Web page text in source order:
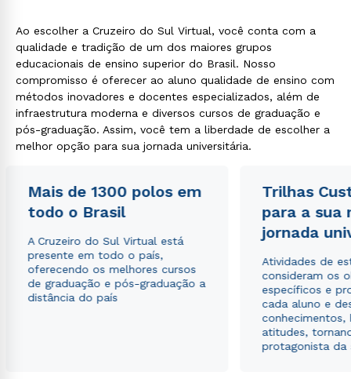
Ao escolher a Cruzeiro do Sul Virtual, você conta com a
qualidade e tradição de um dos maiores grupos
educacionais de ensino superior do Brasil. Nosso
compromisso é oferecer ao aluno qualidade de ensino com
métodos inovadores e docentes especializados, além de
infraestrutura moderna e diversos cursos de graduação e
pós-graduação. Assim, você tem a liberdade de escolher a
melhor opção para sua jornada universitária.
Mais de 1300 polos em
todo o Brasil
A Cruzeiro do Sul Virtual está
presente em todo o país,
oferecendo os melhores cursos
de graduação e pós-graduação a
distância do país
Trilhas
para a sua
jornada
Atividades de
consideram os
específicos e
cada aluno e
conhecimentos,
atitudes,
protagonista da